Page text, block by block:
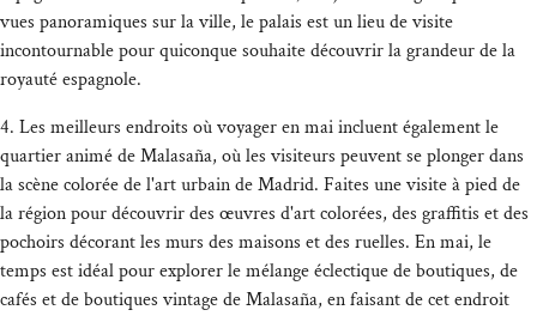
vues panoramiques sur la ville, le palais est un lieu de visite
incontournable pour quiconque souhaite découvrir la grandeur de la
royauté espagnole.
4. Les meilleurs endroits où voyager en mai incluent également le
quartier animé de Malasaña, où les visiteurs peuvent se plonger dans
la scène colorée de l'art urbain de Madrid. Faites une visite à pied de
la région pour découvrir des œuvres d'art colorées, des graffitis et des
pochoirs décorant les murs des maisons et des ruelles. En mai, le
temps est idéal pour explorer le mélange éclectique de boutiques, de
cafés et de boutiques vintage de Malasaña, en faisant de cet endroit